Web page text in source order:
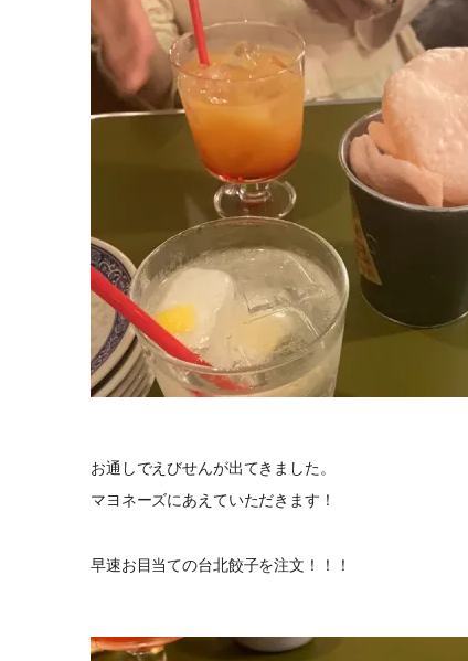
お通しでえびせんが出てきました。
マヨネーズにあえていただきます！
早速お目当ての台北餃子を注文！！！